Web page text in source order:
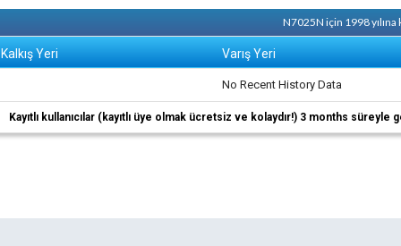
N7025N için 1998
Kalkış Yeri Varış Yeri
No Recent History Data
Kayıtlı kullanıcılar (kayıtlı üye olmak ücretsiz ve kolaydır!) 3 months